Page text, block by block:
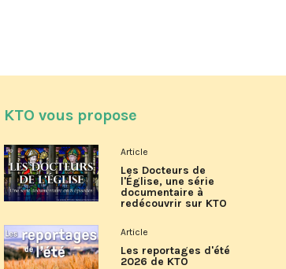
KTO vous propose
Article
Les Docteurs de
l'Église, une série
documentaire à
redécouvrir sur KTO
Article
Les reportages d'été
2026 de KTO